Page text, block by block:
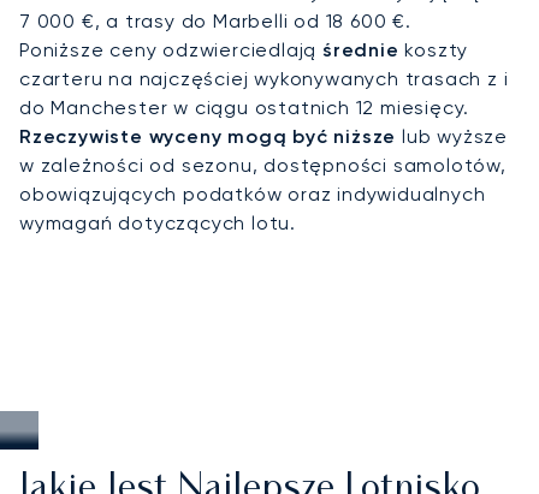
świadczy o rygorystycznych standardach
bezpieczeństwa i jakości usług. W Manchesterze
ta wiedza ekspercka zapewnia niezawodność
podczas najważniejszych wydarzeń, od dni
derbowych i międzynarodowych koncertów po
duże spotkania korporacyjne, oferując
indywidualnie dopasowane transfery i dyskretną
obsługę, gdy liczy się czas i prywatność.
7 000 €, a trasy do Marbelli od 18 600 €.
Poniższe ceny odzwierciedlają średnie koszty
czarteru na najczęściej wykonywanych trasach z i
do Manchester w ciągu ostatnich 12 miesięcy.
Rzeczywiste wyceny mogą być niższe lub wyższe
w zależności od sezonu, dostępności samolotów,
obowiązujących podatków oraz indywidualnych
wymagań dotyczących lotu.